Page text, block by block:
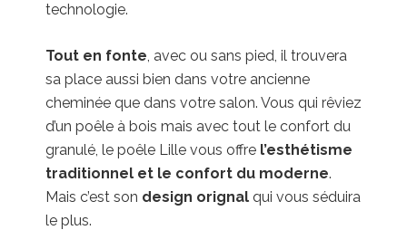
technologie.
Tout en fonte, avec ou sans pied, il trouvera
sa place aussi bien dans votre ancienne
cheminée que dans votre salon. Vous qui rêviez
d’un poêle à bois mais avec tout le confort du
granulé, le poêle Lille vous offre l’esthétisme
traditionnel et le confort du moderne.
Mais c’est son design orignal qui vous séduira
le plus.